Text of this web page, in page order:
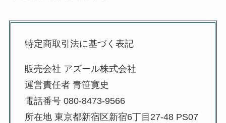
特定商取引法に基づく表記
販売会社 アズール株式会社
運営責任者 青笹寛史
電話番号 080-8473-9566
所在地 東京都新宿区新宿6丁目27-48 PS07